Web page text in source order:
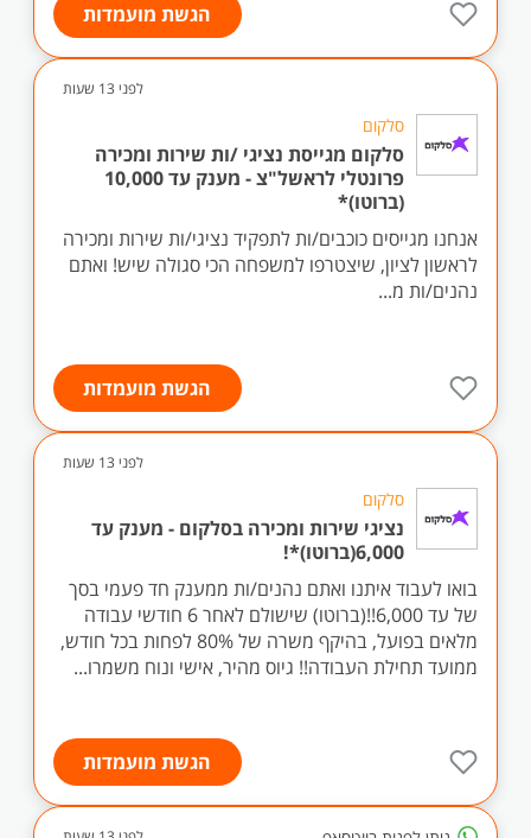
הגשת מועמדות
לפני 13 שעות
סלקום
סלקום מגייסת נציגי /ות שירות ומכירה
פרונטלי לראשל"צ - מענק עד 10,000
(ברוטו)*
אנחנו מגייסים כוכבים/ות לתפקיד נציגי/ות שירות ומכירה
לראשון לציון, שיצטרפו למשפחה הכי סגולה שיש! ואתם
נהנים/ות מ...
הגשת מועמדות
לפני 13 שעות
סלקום
נציגי שירות ומכירה בסלקום - מענק עד
6,000(ברוטו)*!
בואו לעבוד איתנו ואתם נהנים/ות ממענק חד פעמי בסך
של עד 6,000!!(ברוטו) שישולם לאחר 6 חודשי עבודה
מלאים בפועל, בהיקף משרה של 80% לפחות בכל חודש,
ממועד תחילת העבודה!! גיוס מהיר, אישי ונוח משמרו...
הגשת מועמדות